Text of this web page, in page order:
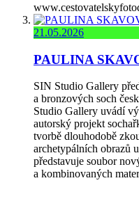
21.05.2026
PAULINA
SIN Studio Gallery
a bronzových soch
Studio Gallery uvádí
autorský projekt
tvorbě dlouhodobě
archetypálních obrazů
představuje soubor
a kombinovaných